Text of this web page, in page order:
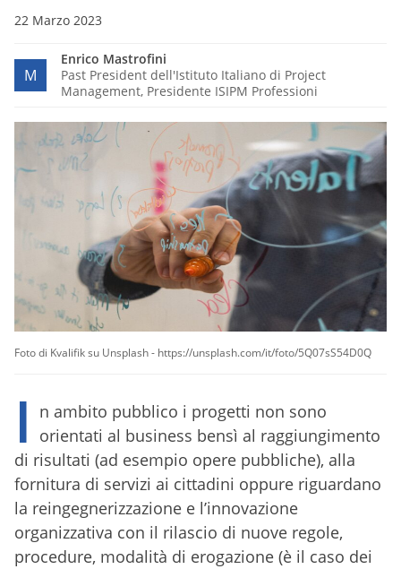
22 Marzo 2023
M
Enrico Mastrofini
Past President dell'Istituto Italiano di Project
Management, Presidente ISIPM Professioni
Foto di Kvalifik su Unsplash - https://unsplash.com/it/foto/5Q07sS54D0Q
I
n ambito pubblico i progetti non sono
orientati al business bensì al raggiungimento
di risultati (ad esempio opere pubbliche), alla
fornitura di servizi ai cittadini oppure riguardano
la reingegnerizzazione e l’innovazione
organizzativa con il rilascio di nuove regole,
procedure, modalità di erogazione (è il caso dei